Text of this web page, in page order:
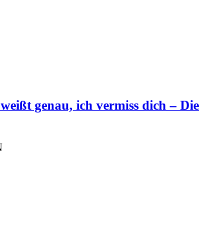
genau, ich vermiss dich – Die